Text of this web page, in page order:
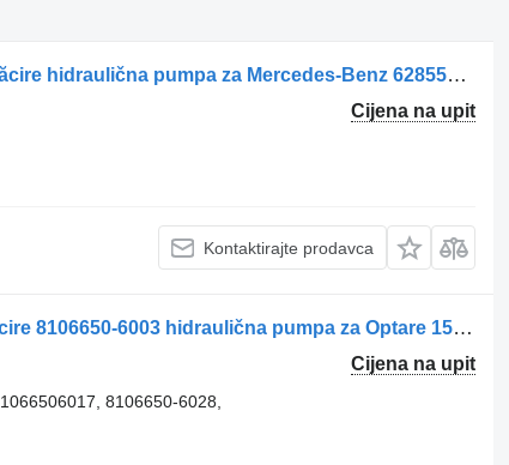
Pompa Hidraulică pentru Ventilator de Răcire hidraulična pumpa za Mercedes-Benz 6285501283 A6285501283 0517725310 kamiona
Cijena na upit
Kontaktirajte prodavca
Pompa hidraulică pentru ventilator de răcire 8106650-6003 hidraulična pumpa za Optare 15218-8630 kamiona
Cijena na upit
8106650-6028,